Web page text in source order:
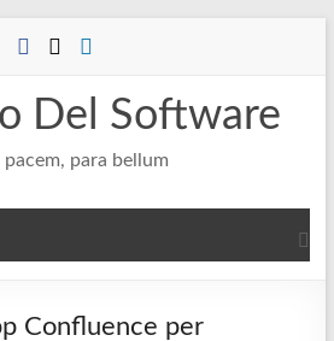
Del Software
pacem, para bellum
Confluence per